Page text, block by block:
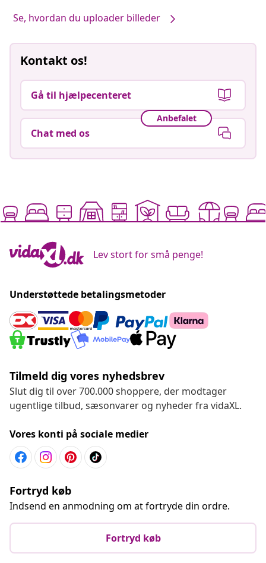
Se, hvordan du uploader billeder
Kontakt os!
Gå til hjælpecenteret
Anbefalet
Chat med os
Lev stort for små penge!
Understøttede betalingsmetoder
Tilmeld dig vores nyhedsbrev
Slut dig til over 700.000 shoppere, der modtager
ugentlige tilbud, sæsonvarer og nyheder fra vidaXL.
Vores konti på sociale medier
Fortryd køb
Indsend en anmodning om at fortryde din ordre.
Fortryd køb